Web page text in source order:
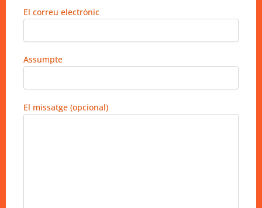
El correu electrònic
Assumpte
El missatge (opcional)